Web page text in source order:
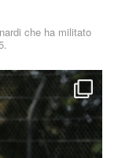
che ha militato